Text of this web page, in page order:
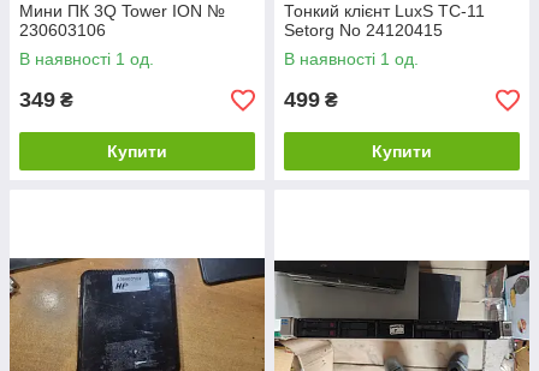
Мини ПК 3Q Tower ION №
230603106
В наявності 1 од.
349 ₴
Купити
Тонкий клієнт LuxS TC-11
Setorg No 24120415
В наявності 1 од.
499 ₴
Купити